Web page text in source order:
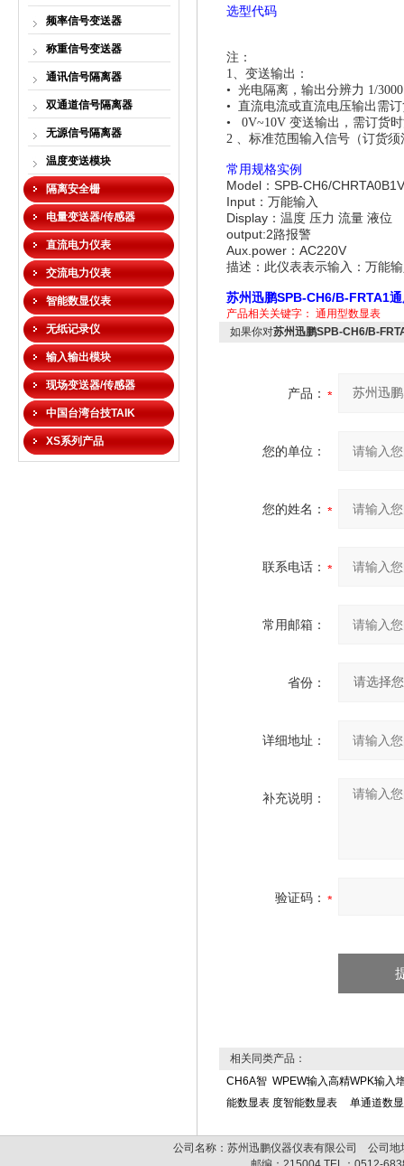
频率信号变送器
称重信号变送器
通讯信号隔离器
双通道信号隔离器
无源信号隔离器
温度变送模块
隔离安全栅
电量变送器/传感器
直流电力仪表
交流电力仪表
智能数显仪表
无纸记录仪
输入输出模块
现场变送器/传感器
中国台湾台技TAIK
XS系列产品
选型代码
注：
1、变送输出：
• 光电隔离，输出分辨力 1/
• 直流电流或直流电压输出需
• 0V~10V 变送输出，需订货
2 、标准范围输入信号（订货
常用规格实例
Model ： SPB-CH6/
Input：万能输入
Display：温度 压力 流量 液位
output:2路报警
Aux.power： AC220V
描述：此仪表表示输入：万能
苏州迅鹏SPB-CH6/B-FRTA1
产品相关关键字： 通用型数显表
如果你对苏州迅鹏SPB-CH6/B-
产品：
您的单位：
您的姓名：
联系电话：
常用邮箱：
省份：
详细地址：
补充说明：
验证码：
相关同类产品：
CH6A智
能数显表
WPEW输入高精
度智能数显表
WPK输入
单通道数
公司名称：苏州迅鹏仪器仪表有限公司 公司